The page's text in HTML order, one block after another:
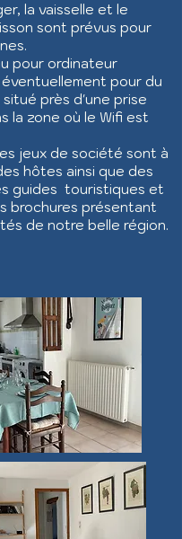
la vaisselle et le
sont prévus pour
pour ordinateur
pour du
près d'une prise
la zone où le Wifi est
jeux de société sont à
hôtes ainsi que des
guides touristiques et
brochures présentant
de notre belle région.